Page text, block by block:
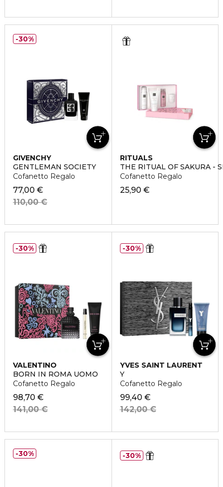
GIVENCHY
GENTLEMAN SOCIETY
Cofanetto Regalo
77,00 €
110,00 €
30%
RITUALS
THE RITUAL OF SAKURA -
Cofanetto Regalo
25,90 €
VALENTINO
BORN IN ROMA UOMO
Cofanetto Regalo
98,70 €
141,00 €
30%
YVES SAINT LAURENT
Y
Cofanetto Regalo
99,40 €
142,00 €
30%
30% 30%